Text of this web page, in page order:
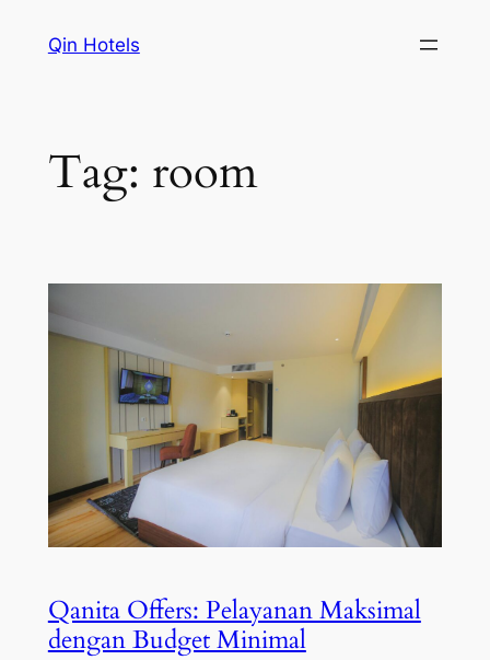
Qin Hotels
Tag: room
Qanita Offers: Pelayanan Maksimal
dengan Budget Minimal